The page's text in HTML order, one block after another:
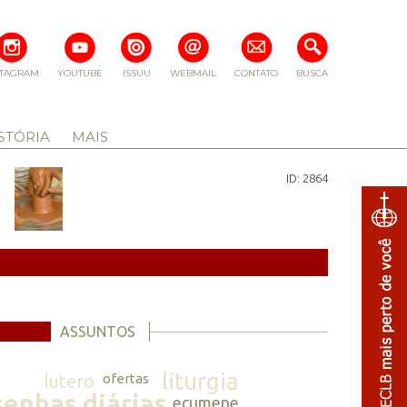
BUSCA
CONTATO
WEBMAIL
ISSUU
YOUTUBE
MAIS
ID: 2864
ASSUNTOS
lutero ofertas liturgia
ecumene